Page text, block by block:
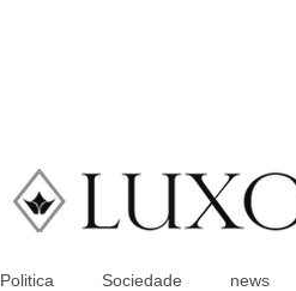
Politica Sociedade news